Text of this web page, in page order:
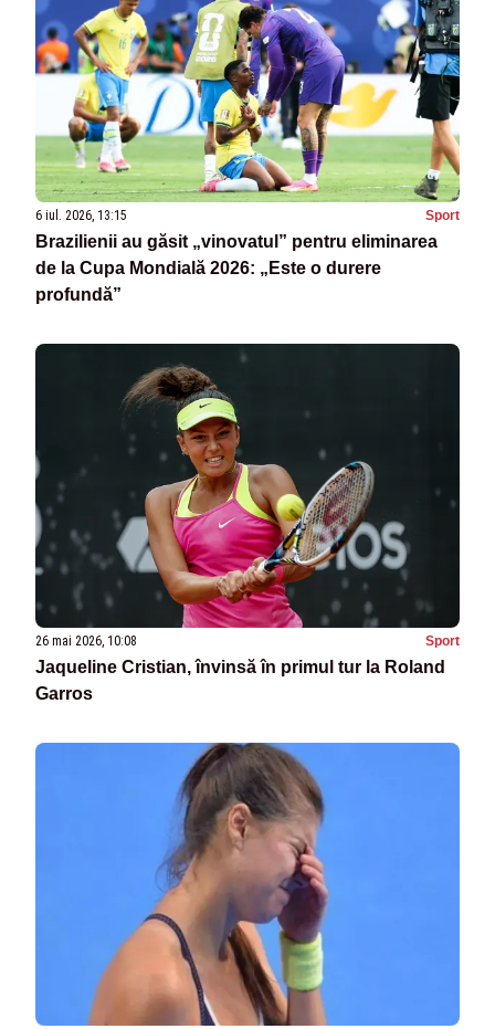
6 iul. 2026, 13:15 Sport
Brazilienii au găsit „vinovatul” pentru eliminarea
de la Cupa Mondială 2026: „Este o durere
profundă”
26 mai 2026, 10:08 Sport
Jaqueline Cristian, învinsă în primul tur la Roland
Garros